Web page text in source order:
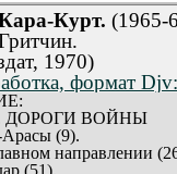
Курт. (1965-
1970)
формат
ДОРОГИ ВОЙНЫ
(9).
направлении
(51).